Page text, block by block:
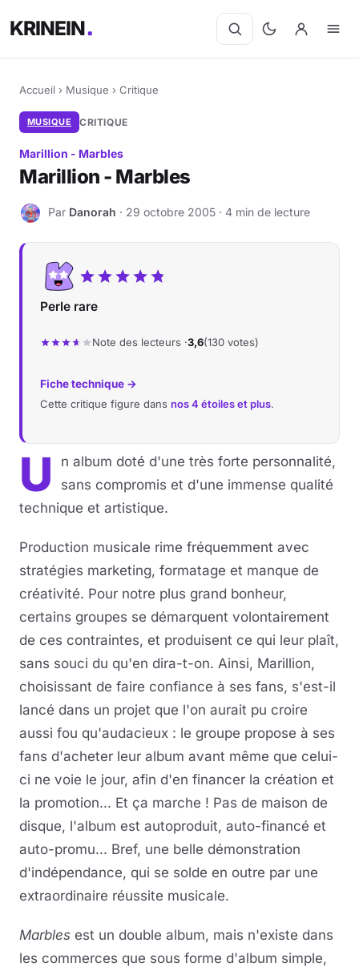
KRINEIN
Accueil › Musique › Critique
MUSIQUE CRITIQUE
Marillion - Marbles
Marillion - Marbles
D Par Danorah · 29 octobre 2005 · 4 min de lecture
Perle rare
Note des lecteurs ·3,6(130 votes)
Fiche technique →
Cette critique figure dans nos 4 étoiles et plus.
U
n album doté d'une très forte personnalité,
sans compromis et d'une immense qualité
technique et artistique.
Production musicale rime fréquemment avec
stratégies marketing, formatage et manque de
créativité. Pour notre plus grand bonheur,
certains groupes se démarquent volontairement
de ces contraintes, et produisent ce qui leur plaît,
sans souci du qu'en dira-t-on. Ainsi, Marillion,
choisissant de faire confiance à ses fans, s'est-il
lancé dans un projet que l'on aurait pu croire
aussi fou qu'audacieux : le groupe propose à ses
fans d'acheter leur album avant même que celui-
ci ne voie le jour, afin d'en financer la création et
la promotion... Et ça marche ! Pas de maison de
disque, l'album est autoproduit, auto-financé et
auto-promu... Bref, une belle démonstration
d'indépendance, qui se solde en outre par une
extraordinaire réussite musicale.
Marbles est un double album, mais n'existe dans
les commerces que sous forme d'album simple,